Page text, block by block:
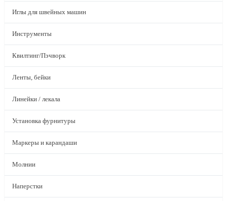
Иглы для швейных машин
Инструменты
Квилтинг/Пэчворк
Ленты, бейки
Линейки / лекала
Установка фурнитуры
Маркеры и карандаши
Молнии
Наперстки